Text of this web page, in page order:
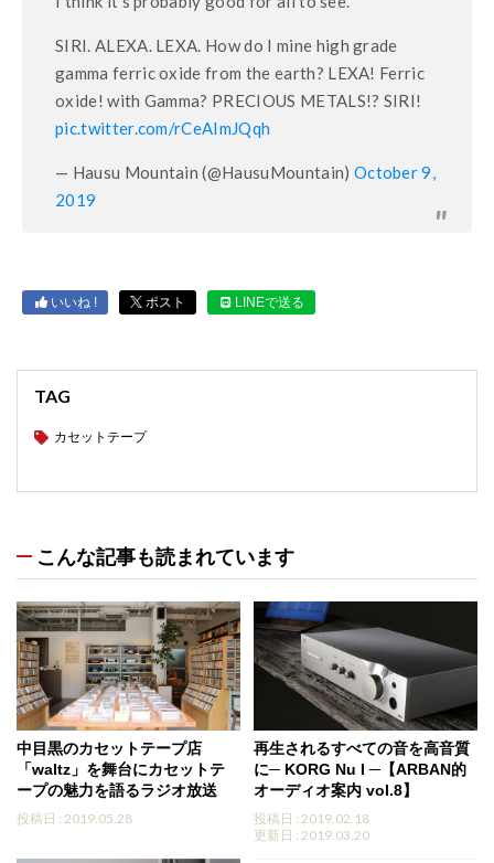
SIRI. ALEXA. LEXA. How do I mine high grade
gamma ferric oxide from the earth? LEXA! Ferric
oxide! with Gamma? PRECIOUS METALS!? SIRI!
pic.twitter.com/rCeAImJQqh
— Hausu Mountain (@HausuMountain) October 9,
2019
いいね ! ポスト LINEで送る
TAG
カセットテープ
こんな記事も読まれています
中目黒のカセットテープ店
「waltz」を舞台にカセットテ
ープの魅力を語るラジオ放送
投稿日 : 2019.05.28
再生されるすべての音を高音質
に─ KORG Nu I ─【ARBAN的
オーディオ案内 vol.8】
投稿日 : 2019.02.18
更新日 : 2019.03.20